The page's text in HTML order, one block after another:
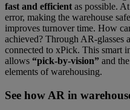
fast and efficient as possible.
error, making the warehouse
improves turnover time. How
achieved? Through AR-glasses
connected to xPick. This smart
allows “pick-by-vision” and
elements of warehousing.
See how AR in